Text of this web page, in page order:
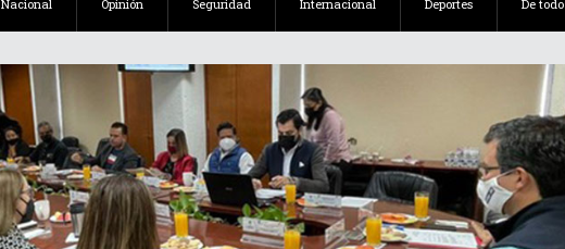
Nacional Opinión Seguridad Internacional Deportes De todo